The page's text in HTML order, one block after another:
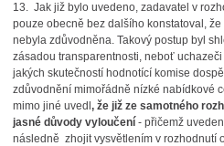
13. Jak již bylo uvedeno, zadavatel v
pouze obecně bez dalšího konstatoval,
nebyla zdůvodněna. Takový postup byl
zásadou transparentnosti, neboť
jakých skutečností hodnotící komise
zdůvodnění mimořádně nízké nabídkové
mimo jiné uvedl , že již ze samotného
jasné důvody vyloučení- přičemž
následně zhojit vysvětlením v rozhodnutí